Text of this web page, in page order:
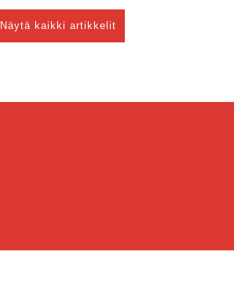
Näytä kaikki artikkelit